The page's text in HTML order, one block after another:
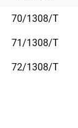
фиолетовом и
70/1308/Т
71/1308/Т
72/1308/Т